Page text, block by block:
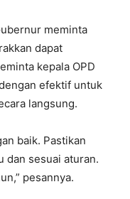
meminta
dapat
kepala OPD
efektif untuk
langsung.
baik. Pastikan
dan sesuai aturan.
pesannya.